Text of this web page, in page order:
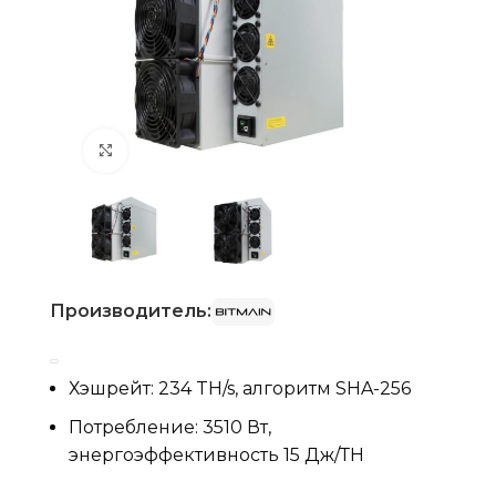
Нажмите, чтобы увеличить
Производитель:
Хэшрейт: 234 TH/s, алгоритм SHA-256
Потребление: 3510 Вт,
энергоэффективность 15 Дж/ТН